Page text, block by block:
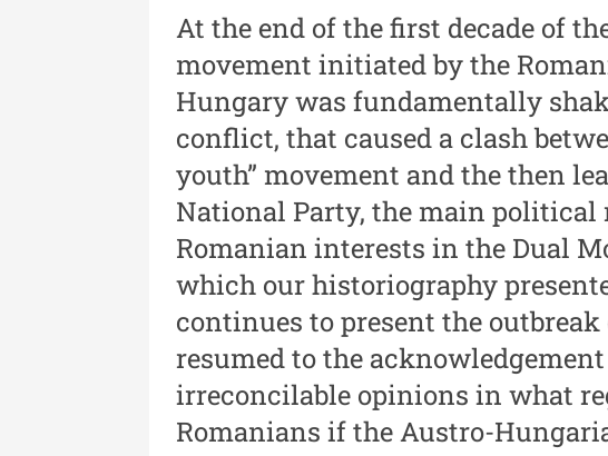
Revista "Cercetări istorice" -
XLII - 2023
Indexul Complet
Buletinul Muzeului Științei și
Tehnicii ”Ștefan Procopiu”
Buletinul Muzeului Științei
și Tehnicii ”Ștefan Procopiu”
At the end of the first decade of
movement initiated by the
Hungary was fundamentally
conflict, that caused a clash
youth” movement and the then
National Party, the main political
Romanian interests in the Dual
which our historiography
continues to present the
resumed to the
irreconcilable opinions in what
Romanians if the Austro-